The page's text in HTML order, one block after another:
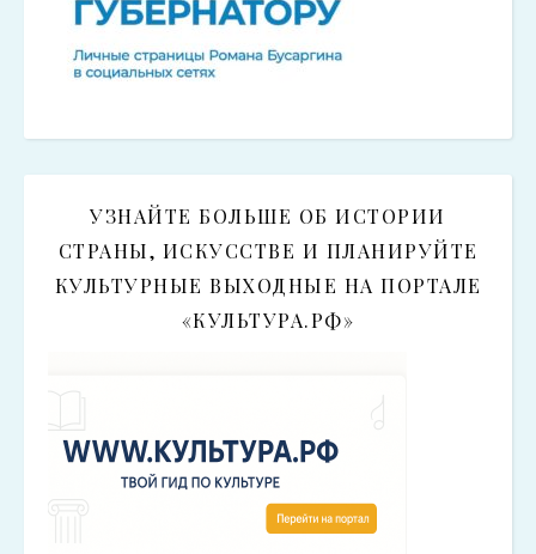
УЗНАЙТЕ БОЛЬШЕ ОБ ИСТОРИИ
СТРАНЫ, ИСКУССТВЕ И ПЛАНИРУЙТЕ
КУЛЬТУРНЫЕ ВЫХОДНЫЕ НА ПОРТАЛЕ
«КУЛЬТУРА.РФ»